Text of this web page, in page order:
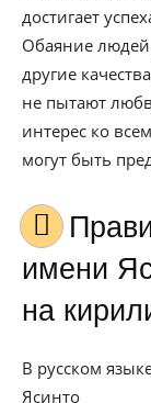
достигает
Обаяние
другие
не пытают
интерес ко
могут быть
Правильное написание
имени
на
В русском
Ясинто